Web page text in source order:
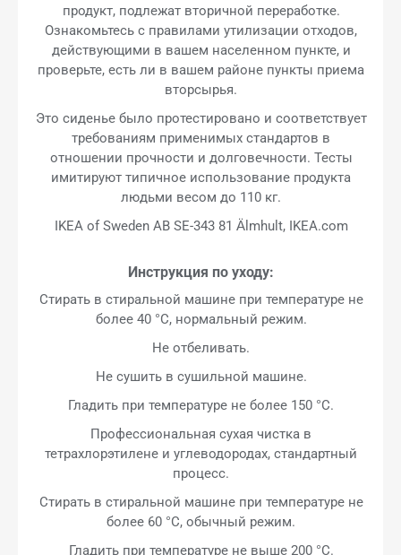
продукт, подлежат вторичной переработке.
Ознакомьтесь с правилами утилизации отходов,
действующими в вашем населенном пункте, и
проверьте, есть ли в вашем районе пункты приема
вторсырья.
Это сиденье было протестировано и соответствует
требованиям применимых стандартов в
отношении прочности и долговечности. Тесты
имитируют типичное использование продукта
людьми весом до 110 кг.
IKEA of Sweden AB SE-343 81 Älmhult, IKEA.com
Инструкция по уходу:
Стирать в стиральной машине при температуре не
более 40 °C, нормальный режим.
Не отбеливать.
Не сушить в сушильной машине.
Гладить при температуре не более 150 °C.
Профессиональная сухая чистка в
тетрахлорэтилене и углеводородах, стандартный
процесс.
Стирать в стиральной машине при температуре не
более 60 °C, обычный режим.
Гладить при температуре не выше 200 °C.